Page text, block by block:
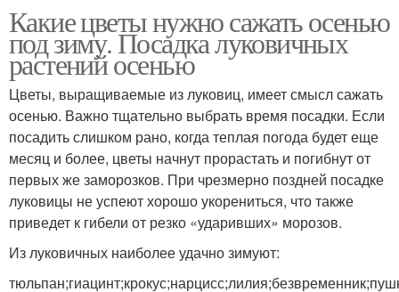
Какие цветы нужно сажать осенью
под зиму. Посадка луковичных
растений осенью
Цветы, выращиваемые из луковиц, имеет смысл сажать
осенью. Важно тщательно выбрать время посадки. Если
посадить слишком рано, когда теплая погода будет еще
месяц и более, цветы начнут прорастать и погибнут от
первых же заморозков. При чрезмерно поздней посадке
луковицы не успеют хорошо укорениться, что также
приведет к гибели от резко «ударивших» морозов.
Из луковичных наиболее удачно зимуют: